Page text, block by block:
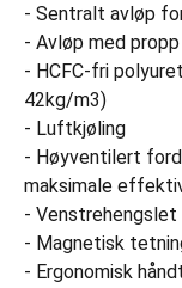
- Sentralt avløp
- Avløp med
- HCFC-fri
42kg/m3)
- Luftkjøling
- Høyventilert
maksimale
- Venstrehengslet
- Magnetisk
- Ergonomisk